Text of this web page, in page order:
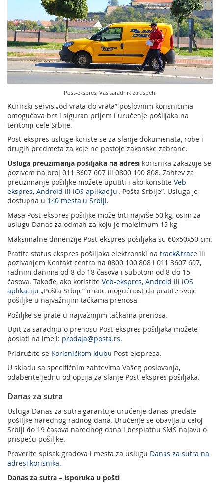
Pravilno adresovanje
Poštanski adresni kod (PAK)
Spisak zabranjenih artikala za uvoz
Punomoćje za uručenje poštanskih pošiljaka
Podrška nagradnim igrama
Sudske taksene marke
Geografski informacioni sistem (GIS)
Post-ekspres, Vaš saradnik za uspeh.
Kurirski servis „od vrata do vrata” poslovnim korisnicima
omogućava brz i siguran prijem i uručenje pošiljaka na
teritoriji cele Srbije.
Post-ekspres usluge koriste se za slanje dokumenata, robe i
drugih predmeta za koje ne postoje zakonske zabrane.
Usluga preuzimanja pošiljaka na adresi korisnika zakazuje se
pozivom na broj 011 3607 607 ili 0800 100 808. Zahtev za
preuzimanje pošiljke možete uputiti i ako koristite Veb-
ekspres, Android ili iOS aplikaciju „Pošta Srbije”. Usluga je
dostupna u 140 mesta u Srbiji.
Masa Post-ekspres pošiljke može biti najviše 50 kg, osim za
uslugu Danas za odmah za koju je maksimum 15 kg
Maksimalne dimenzije Post-ekspres pošiljaka su 60x50x50 cm.
Pratite status ekspres pošiljaka elektronski na track&trace ili
pozivanjem Kontakt centra na 0800 100 808 i 011 3607 607,
radnim danima od 8 do 18 časova i subotom od 8 do 15
časova. Takođe, ako koristite Veb-ekspres, Android ili iOS
aplikaciju „Pošta Srbije” imate mogućnost da pratite svoje
pošiljke u najvažnijim tačkama prenosa.
Pošiljke se prate u najvažnijim tačkama prenosa.
Upit za saradnju o prenosu Post-ekspres pošiljaka možete
poslati na imejl: prodaja@posta.rs.
Pridružite se Korisničkom klubu Post-ekspresa.
U skladu sa specifičnim zahtevima Vašeg poslovanja,
odaberite jednu od opcija za slanje Post-ekspres pošiljaka.
Danas za sutra
Usluga Danas za sutra garantuje uručenje danas predate
pošiljke narednog radnog dana. Uručenje se obavlja u celoj
Srbiji do 19 časova narednog dana i besplatnu SMS najavu o
prispeću pošiljke.
Proverite spisak gradova i mesta za uslugu Danas za sutra na
adresi korisnika.
Danas za sutra – isporuka u pošti